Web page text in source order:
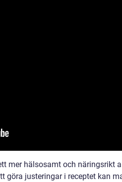
mer hälsosamt och näringsrikt
göra justeringar i receptet kan